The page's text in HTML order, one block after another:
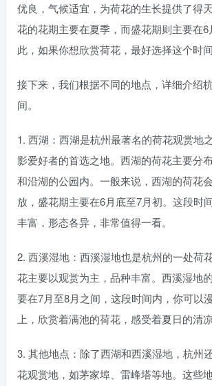
优良，气候适宜，为荷花的生长提供了得
花的花期主要在夏季，而盛花期则主要在
此，如果你想欣赏荷花，最好选择这个时间
接下来，我们根据不同的地点，详细介绍
间。
1. 西湖：西湖是杭州最著名的荷花观赏地
影爱好者的首选之地。西湖的荷花主要分
和沿湖的公园内。一般来说，西湖的荷花
放，盛花期主要在6月底至7月初。这段时
丰富，形态各异，非常值得一看。
2. 西溪湿地：西溪湿地也是杭州的一处荷
花主要以观赏为主，品种丰富。西溪湿地
要在7月至8月之间，这段时间内，你可以
上，欣赏着满池的荷花，感受着夏日的清凉
3. 其他地点：除了西湖和西溪湿地，杭州
花观赏地，如茅家埠、雷峰塔等地。这些